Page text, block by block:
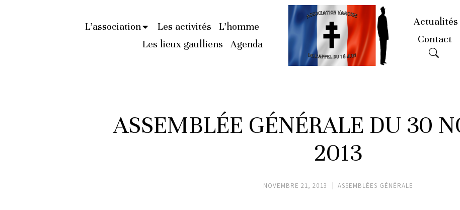
L’association Les activités
L’homme
Les lieux gaulliens
Agenda
Actualités
Contact
ASSEMBLÉE GÉNÉRALE DU 30
2013
NOVEMBRE 21, 2013 ASSEMBLÉES GÉNÉRALE